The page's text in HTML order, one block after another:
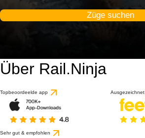
Züge suchen
Über Rail.Ninja
Topbeoordeelde app Ausgezeichnet
Sehr gut & empfohlen